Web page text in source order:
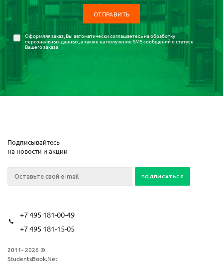
Оформляя заказ, Вы автоматически соглашаетесь наобработку
персональных данных, а также на получение SMS сообщений о статусе
Вашего заказа
Подписывайтесь
на новости и акции
+7 495 181-00-49
+7 495 181-15-05
2011- 2026 ©
StudentsBook.Net